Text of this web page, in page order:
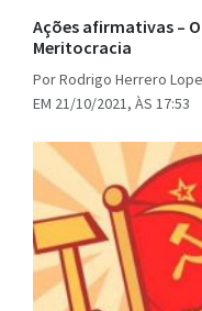
Ações afirmativas –
Meritocracia
Por Rodrigo Herrero
EM 21/10/2021, ÀS 17:53